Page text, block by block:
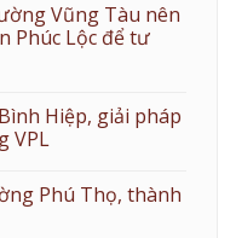
Vũng Tàu nên
Phúc Lộc để tư
Hiệp, giải pháp
VPL
Phú Thọ, thành